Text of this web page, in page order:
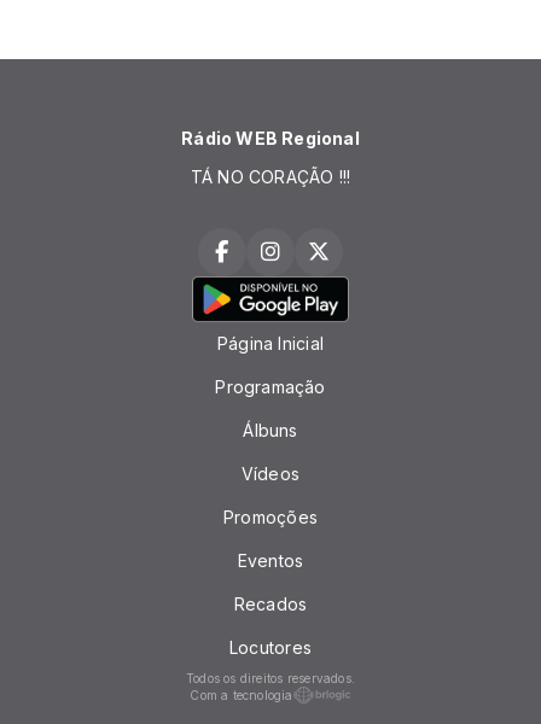
Rádio WEB Regional
TÁ NO CORAÇÃO !!!
Página Inicial
Programação
Álbuns
Vídeos
Promoções
Eventos
Recados
Locutores
Todos os direitos reservados.
Com a tecnologia